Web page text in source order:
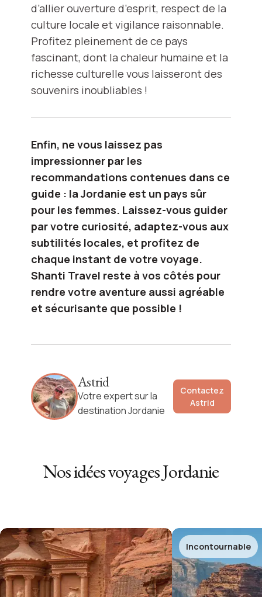
d’allier ouverture d’esprit, respect de la
culture locale et vigilance raisonnable.
Profitez pleinement de ce pays
fascinant, dont la chaleur humaine et la
richesse culturelle vous laisseront des
souvenirs inoubliables !
Enfin, ne vous laissez pas
impressionner par les
recommandations contenues dans ce
guide : la Jordanie est un pays sûr
pour les femmes. Laissez-vous guider
par votre curiosité, adaptez-vous aux
subtilités locales, et profitez de
chaque instant de votre voyage.
Shanti Travel reste à vos côtés pour
rendre votre aventure aussi agréable
et sécurisante que possible !
Astrid
Votre expert sur la
destination Jordanie
Contactez
Astrid
Nos idées voyagesJordanie
Incontournable